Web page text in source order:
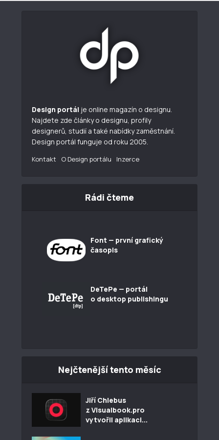
Design portál je online magazín o designu.
Najdete zde články o designu, profily
designerů, studií a také nabídky zaměstnání.
Design portál funguje od roku 2005.
Kontakt O Design portálu Inzerce
Rádi čteme
Font — první grafický
časopis
DeTePe — portál
o desktop publishingu
Nejčtenější tento měsíc
Jiří Chlebus
z Visualbook.pro
vytvořil aplikaci...